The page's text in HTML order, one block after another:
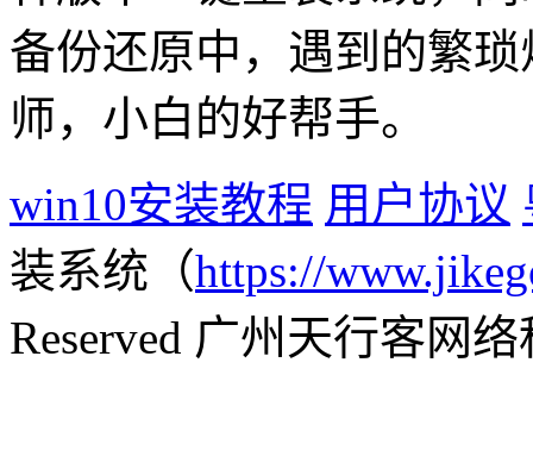
备份还原中，遇到的繁
师，小白的好帮手。
win10安装教程 用户协议
装系统（https://
Reserved 广州天行客网